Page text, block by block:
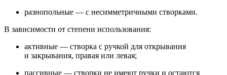
разнопольные — с несимметричными створками.
В зависимости от степени использования:
активные — створка с ручкой для открывания
и закрывания, правая или левая;
пассивные — створки не имеют ручки и остаются